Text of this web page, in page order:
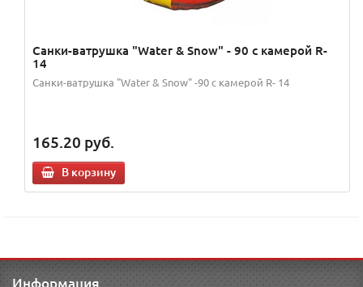
Санки-ватрушка "Water & Snow" - 90 с камерой R-
14
Санки-ватрушка "Water & Snow" -90 с камерой R- 14
165.20 руб.
В корзину
Информация